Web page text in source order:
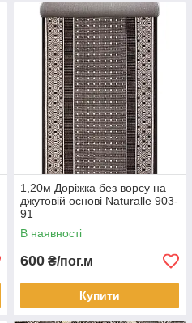
1,20м Доріжка без ворсу на
джутовій основі Naturalle 903-
91
В наявності
600 ₴/пог.м
Купити